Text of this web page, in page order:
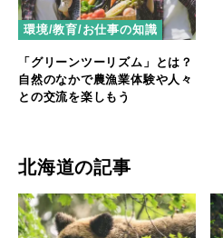
環境/教育/お仕事の知識
「グリーンツーリズム」とは？
自然のなかで農漁業体験や人々
との交流を楽しもう
北海道の記事